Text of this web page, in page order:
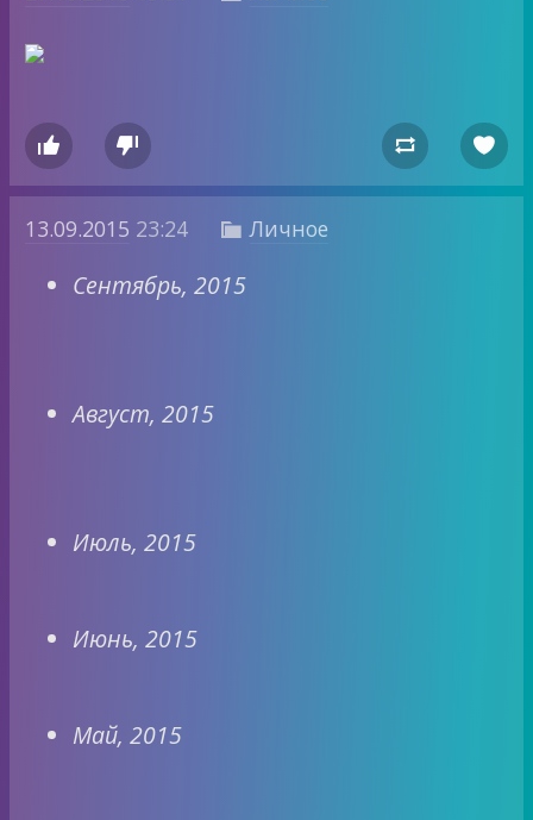
   
13.09.2015 23:24  Личное
Сентябрь, 2015
Август, 2015
Июль, 2015
Июнь, 2015
Май, 2015